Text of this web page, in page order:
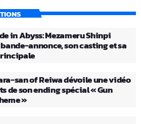
in Abyss: Mezameru Shinpi
annonce, son casting et sa
san of Reiwa dévoile une vidéo
de son ending spécial « Gun
»